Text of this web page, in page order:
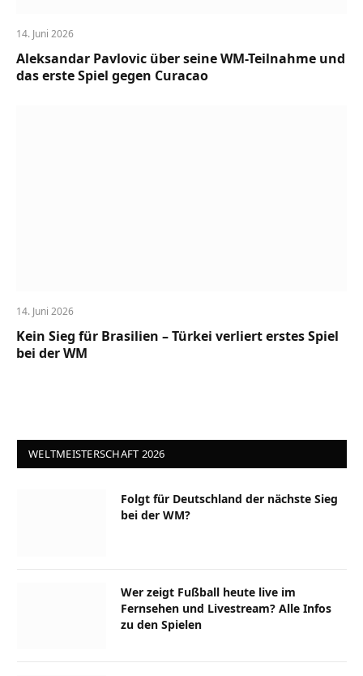
14. Juni 2026
Aleksandar Pavlovic über seine WM-Teilnahme und
das erste Spiel gegen Curacao
14. Juni 2026
Kein Sieg für Brasilien – Türkei verliert erstes Spiel
bei der WM
WELTMEISTERSCHAFT 2026
Folgt für Deutschland der nächste Sieg
bei der WM?
Wer zeigt Fußball heute live im
Fernsehen und Livestream? Alle Infos
zu den Spielen